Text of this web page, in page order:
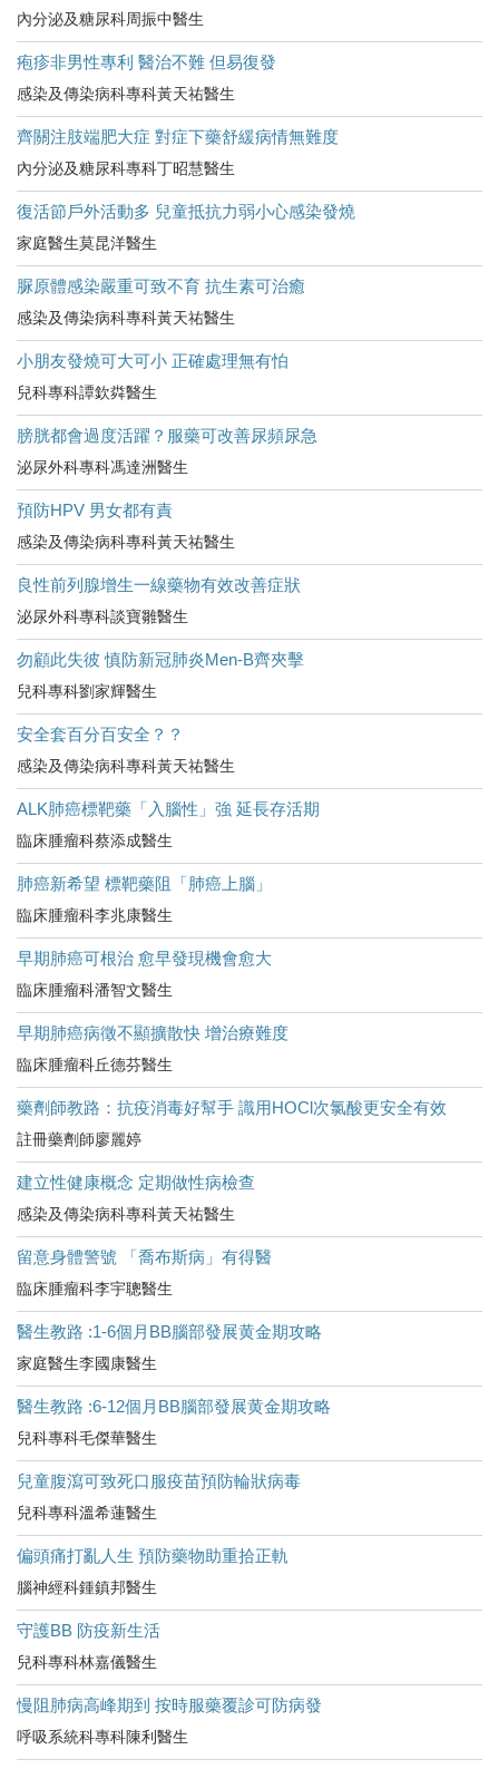
內分泌及糖尿科周振中醫生
疱疹非男性專利 醫治不難 但易復發
感染及傳染病科專科黃天祐醫生
齊關注肢端肥大症 對症下藥舒緩病情無難度
內分泌及糖尿科專科丁昭慧醫生
復活節戶外活動多 兒童抵抗力弱小心感染發燒
家庭醫生莫昆洋醫生
脲原體感染嚴重可致不育 抗生素可治癒
感染及傳染病科專科黃天祐醫生
小朋友發燒可大可小 正確處理無有怕
兒科專科譚欽粦醫生
膀胱都會過度活躍？服藥可改善尿頻尿急
泌尿外科專科馮達洲醫生
預防HPV 男女都有責
感染及傳染病科專科黃天祐醫生
良性前列腺增生一線藥物有效改善症狀
泌尿外科專科談寶雛醫生
勿顧此失彼 慎防新冠肺炎Men-B齊夾擊
兒科專科劉家輝醫生
安全套百分百安全？？
感染及傳染病科專科黃天祐醫生
ALK肺癌標靶藥「入腦性」強 延長存活期
臨床腫瘤科蔡添成醫生
肺癌新希望 標靶藥阻「肺癌上腦」
臨床腫瘤科李兆康醫生
早期肺癌可根治 愈早發現機會愈大
臨床腫瘤科潘智文醫生
早期肺癌病徵不顯擴散快 增治療難度
臨床腫瘤科丘德芬醫生
藥劑師教路：抗疫消毒好幫手 識用HOCl次氯酸更安全有效
註冊藥劑師廖麗婷
建立性健康概念 定期做性病檢查
感染及傳染病科專科黃天祐醫生
留意身體警號 「喬布斯病」有得醫
臨床腫瘤科李宇聰醫生
醫生教路 :1-6個月BB腦部發展黄金期攻略
家庭醫生李國康醫生
醫生教路 :6-12個月BB腦部發展黄金期攻略
兒科專科毛傑華醫生
兒童腹瀉可致死口服疫苗預防輪狀病毒
兒科專科溫希蓮醫生
偏頭痛打亂人生 預防藥物助重拾正軌
腦神經科鍾鎮邦醫生
守護BB 防疫新生活
兒科專科林嘉儀醫生
慢阻肺病高峰期到 按時服藥覆診可防病發
呼吸系統科專科陳利醫生